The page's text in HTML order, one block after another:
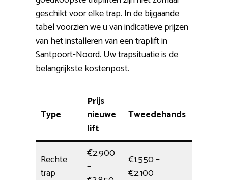
geschikt voor elke trap. In de bijgaande
tabel voorzien we u van indicatieve prijzen
van het installeren van een traplift in
Santpoort-Noord. Uw trapsituatie is de
belangrijkste kostenpost.
Type
Prijs
nieuwe
lift
Tweedehands
Rechte
trap
€2.900
–
€1.550 –
€2.100